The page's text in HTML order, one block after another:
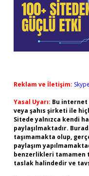
Reklam ve İletişim:
Yasal Uyarı: Bu
veya şahıs şirketi ile
Sitede yalnızca kendi
paylaşılmaktadır.
taşımamakta olup,
paylaşım
benzerlikleri tamamen
taslak halindedir ve